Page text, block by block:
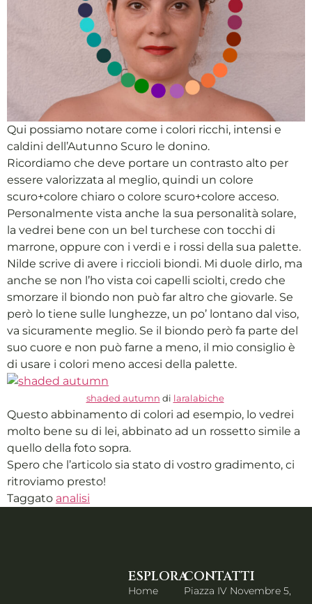
Qui possiamo notare come i colori ricchi, intensi e
caldini dell’Autunno Scuro le donino.
Ricordiamo che deve portare un contrasto alto per
essere valorizzata al meglio, quindi un colore
scuro+colore chiaro o colore scuro+colore acceso.
Personalmente vista anche la sua personalità solare,
la vedrei bene con un bel turchese con tocchi di
marrone, oppure con i verdi e i rossi della sua palette.
Nilde scrive di avere i riccioli biondi. Mi duole dirlo, ma
anche se non l’ho vista coi capelli sciolti, credo che
smorzare il biondo non può far altro che giovarle. Se
però lo tiene sulle lunghezze, un po’ lontano dal viso,
va sicuramente meglio. Se il biondo però fa parte del
suo cuore e non può farne a meno, il mio consiglio è
di usare i colori meno accesi della palette.
shaded autumn di laralabiche
Questo abbinamento di colori ad esempio, lo vedrei
molto bene su di lei, abbinato ad un rossetto simile a
quello della foto sopra.
Spero che l’articolo sia stato di vostro gradimento, ci
ritroviamo presto!
Taggato analisi
ESPLORA
Home
CONTATTI
Piazza IV Novembre 5,